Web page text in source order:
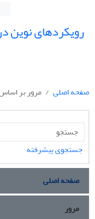
رویکردهای نوین
صفحه اصلی مرور بر
جستجوی پیشرفته
صفحه اصلی
مرور